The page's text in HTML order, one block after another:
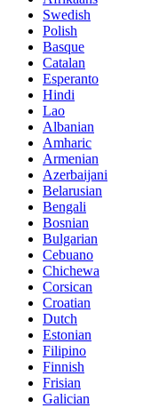
Swedish
Polish
Basque
Catalan
Esperanto
Hindi
Lao
Albanian
Amharic
Armenian
Azerbaijani
Belarusian
Bengali
Bosnian
Bulgarian
Cebuano
Chichewa
Corsican
Croatian
Dutch
Estonian
Filipino
Finnish
Frisian
Galician